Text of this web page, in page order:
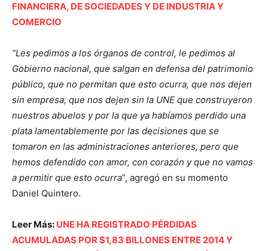
FINANCIERA, DE SOCIEDADES Y DE INDUSTRIA Y
COMERCIO
“Les pedimos a los órganos de control, le pedimos al
Gobierno nacional, que salgan en defensa del patrimonio
público, que no permitan que esto ocurra, que nos dejen
sin empresa, que nos dejen sin la UNE que construyeron
nuestros abuelos y por la que ya habíamos perdido una
plata lamentablemente por las decisiones que se
tomaron en las administraciones anteriores, pero que
hemos defendido con amor, con corazón y que no vamos
a permitir que esto ocurra”, agregó en su momento
Daniel Quintero.
Leer Más: UNE HA REGISTRADO PÉRDIDAS
ACUMULADAS POR $1,83 BILLONES ENTRE 2014 Y